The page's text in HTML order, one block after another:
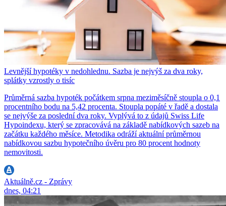
Levnější hypotéky v nedohlednu. Sazba je nejvýš za dva roky,
splátky vzrostly o tisíc
Průměrná sazba hypoték počátkem srpna meziměsíčně stoupla o 0,1
procentního bodu na 5,42 procenta. Stoupla popáté v řadě a dostala
se nejvýše za poslední dva roky. Vyplývá to z údajů Swiss Life
Hypoindexu, který se zpracovává na základě nabídkových sazeb na
začátku každého měsíce. Metodika odráží aktuální průměrnou
nabídkovou sazbu hypotečního úvěru pro 80 procent hodnoty
nemovitosti.
Aktuálně.cz - Zprávy
dnes, 04:21